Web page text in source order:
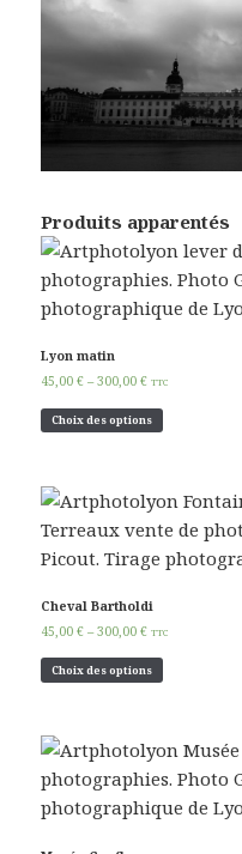
Produits apparentés
Lyon matin
45,00€ –300,00€ TTC
Choix des options
Cheval Bartholdi
45,00€ –300,00€ TTC
Choix des options